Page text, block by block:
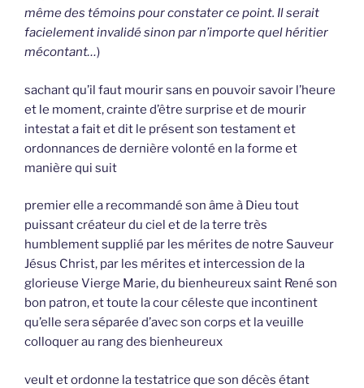
même des témoins pour constater ce point. Il serait
facielement invalidé sinon par n’importe quel héritier
mécontant…)
sachant qu’il faut mourir sans en pouvoir savoir l’heure
et le moment, crainte d’être surprise et de mourir
intestat a fait et dit le présent son testament et
ordonnances de dernière volonté en la forme et
manière qui suit
premier elle a recommandé son âme à Dieu tout
puissant créateur du ciel et de la terre très
humblement supplié par les mérites de notre Sauveur
Jésus Christ, par les mérites et intercession de la
glorieuse Vierge Marie, du bienheureux saint René son
bon patron, et toute la cour céleste que incontinent
qu’elle sera séparée d’avec son corps et la veuille
colloquer au rang des bienheureux
veult et ordonne la testatrice que son décès étant